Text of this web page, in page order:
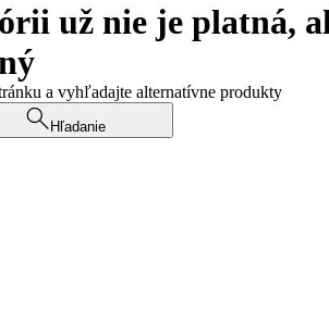
už nie je platná,
a vyhľadajte alternatívne produkty
Hľadanie